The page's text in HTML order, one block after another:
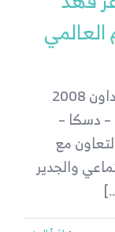
ضمن فعاليات اليوم العالمي لمتلازمة داون 2008
– دسكا –
مع
والجدير